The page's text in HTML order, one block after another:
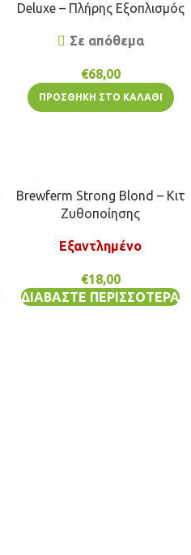
Deluxe – Πλήρης Εξοπλισμός
Σε απόθεμα
€68,00
ΠΡΟΣΘΉΚΗ ΣΤΟ ΚΑΛΆΘΙ
Brewferm Strong Blond – Κιτ
Ζυθοποίησης
Εξαντλημένο
€18,00
ΔΙΑΒΆΣΤΕ ΠΕΡΙΣΣΌΤΕΡΑ